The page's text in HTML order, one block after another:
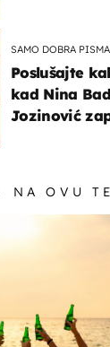
SAMO DOBRA PISMA
Poslušajte
kad Nina
Jozinović
NA OVU